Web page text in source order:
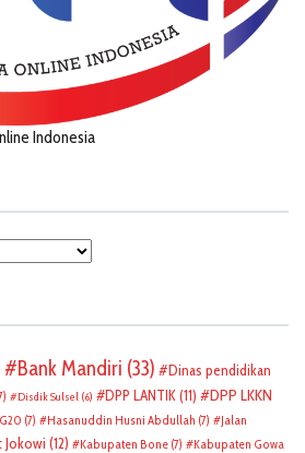
Indonesia
Bank Mandiri (33)
Dinas pendidikan
Disdik Sulsel (6) DPP LANTIK(11)
DPP LKKN
G20 (7) Hasanuddin Husni Abdullah (7)
Jalan
Jokowi (12) Kabupaten Bone (7) Kabupaten Gowa